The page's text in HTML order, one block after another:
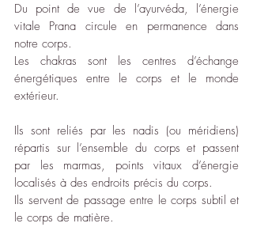
Du point de vue de l’ayurvéda, l’énergie
vitale Prana circule en permanence dans
notre corps.
Les chakras sont les centres d’échange
énergétiques entre le corps et le monde
extérieur.
Ils sont reliés par les nadis (ou méridiens)
répartis sur l’ensemble du corps et passent
par les marmas, points vitaux d’énergie
localisés à des endroits précis du corps.
Ils servent de passage entre le corps subtil et
le corps de matière.